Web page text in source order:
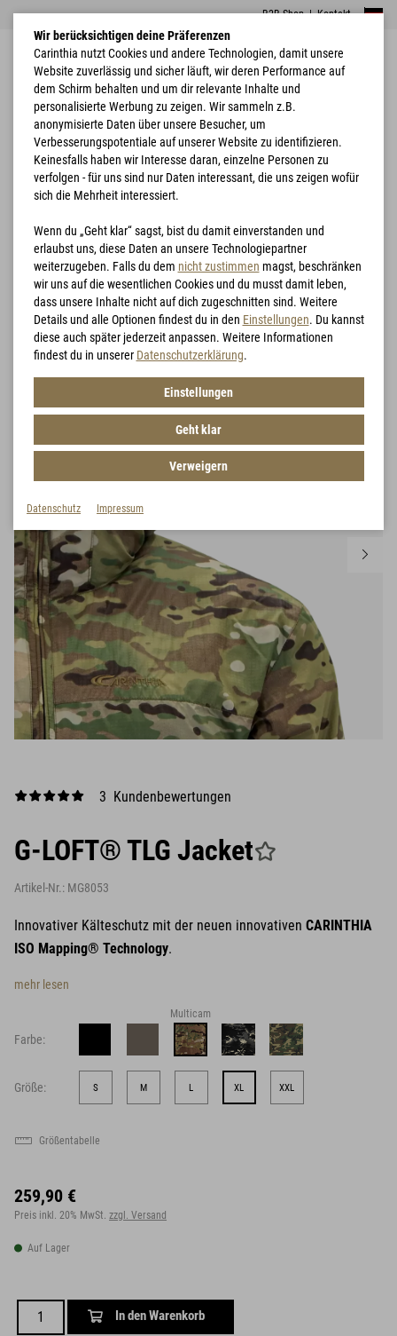
B2B Shop|Kontakt
Home Bekleidung G-LOFT® TLG Jacket
3 Kundenbewertungen
G-LOFT® TLG Jacket
Artikel-Nr.: MG8053
Innovativer Kälteschutz mit der neuen innovativen CARINTHIA
ISO Mapping® Technology.
mehr lesen
Farbe:
Multicam
Größe: S M L XL XXL
Größentabelle
259,90 €
Preis inkl. 20% MwSt. zzgl. Versand
Auf Lager
In den Warenkorb
Wir berücksichtigen deine Präferenzen
Carinthia nutzt Cookies und andere Technologien, damit unsere
Website zuverlässig und sicher läuft, wir deren Performance auf
dem Schirm behalten und um dir relevante Inhalte und
personalisierte Werbung zu zeigen. Wir sammeln z.B.
anonymisierte Daten über unsere Besucher, um
Verbesserungspotentiale auf unserer Website zu identifizieren.
Keinesfalls haben wir Interesse daran, einzelne Personen zu
verfolgen - für uns sind nur Daten interessant, die uns zeigen wofür
sich die Mehrheit interessiert.
Wenn du „Geht klar“ sagst, bist du damit einverstanden und
erlaubst uns, diese Daten an unsere Technologiepartner
weiterzugeben. Falls du dem nicht zustimmen magst, beschränken
wir uns auf die wesentlichen Cookies und du musst damit leben,
dass unsere Inhalte nicht auf dich zugeschnitten sind. Weitere
Details und alle Optionen findest du in den Einstellungen. Du kannst
diese auch später jederzeit anpassen. Weitere Informationen
findest du in unserer Datenschutzerklärung.
Einstellungen
Geht klar
Verweigern
Datenschutz Impressum